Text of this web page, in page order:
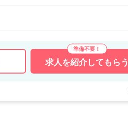
求人を紹介してもらう